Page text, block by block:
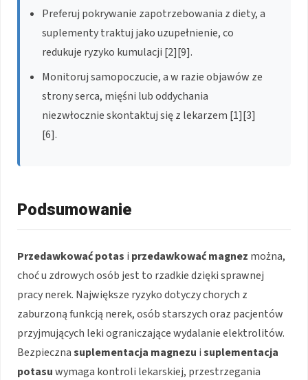
Preferuj pokrywanie zapotrzebowania z diety, a
suplementy traktuj jako uzupełnienie, co
redukuje ryzyko kumulacji [2][9].
Monitoruj samopoczucie, a w razie objawów ze
strony serca, mięśni lub oddychania
niezwłocznie skontaktuj się z lekarzem [1][3]
[6].
Podsumowanie
Przedawkować potas i przedawkować magnez można,
choć u zdrowych osób jest to rzadkie dzięki sprawnej
pracy nerek. Największe ryzyko dotyczy chorych z
zaburzoną funkcją nerek, osób starszych oraz pacjentów
przyjmujących leki ograniczające wydalanie elektrolitów.
Bezpiecznasuplementacja magnezu isuplementacja
potasuwymaga kontroli lekarskiej, przestrzegania